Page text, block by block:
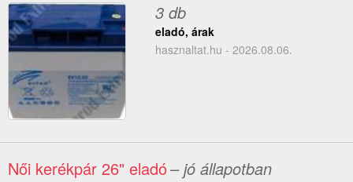
3 db
eladó, árak
hasznaltat.hu - 2026.08.06.
Női kerékpár 26" eladó– jó állapotban